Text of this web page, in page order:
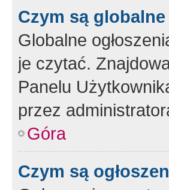
Czym są
Globalne
je czytać.
Panelu
przez
Góra
Czym są